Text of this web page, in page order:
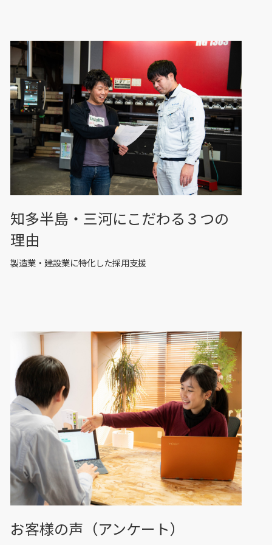
知多半島・三河にこだわる３つの
理由
製造業・建設業に特化した採用支援
お客様の声（アンケート）